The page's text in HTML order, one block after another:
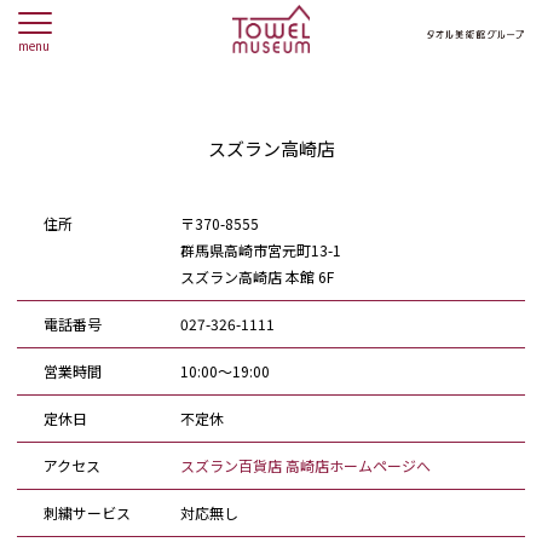
menu
スズラン高崎店
住所
〒370-8555
群馬県高崎市宮元町13-1
スズラン高崎店 本館 6F
電話番号 027-326-1111
営業時間 10:00～19:00
定休日 不定休
アクセス スズラン百貨店 高崎店ホームページへ
刺繍サービス 対応無し